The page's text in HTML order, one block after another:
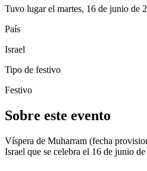
Tuvo lugar el martes, 16 de junio de
País
Israel
Tipo de festivo
Festivo
Sobre este evento
Víspera de Muharram (fecha
Israel que se celebra el 16 de junio